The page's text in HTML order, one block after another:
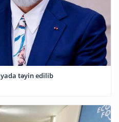
təyin edilib